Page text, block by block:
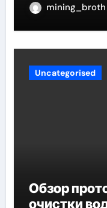
mining_broth
Uncategorised
Обзор
очистки